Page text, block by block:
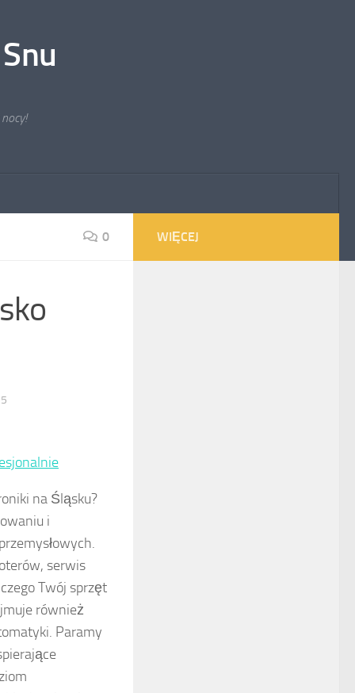
0
na Śląsku?
i
serwis
Twój sprzęt
również
Paramy
WIĘCEJ